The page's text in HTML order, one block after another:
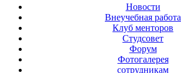
Новости
Внеучебная работа
Клуб менторов
Студсовет
Форум
Фотогалерея
сотрудникам